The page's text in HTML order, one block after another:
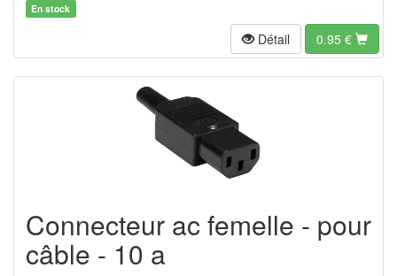
En stock
Détail 0.95 €
Connecteur ac femelle - pour
câble - 10 a